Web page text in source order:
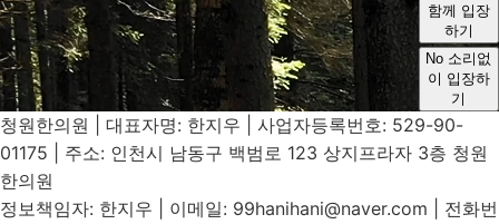
함께 입장
하기
No 소리없
이 입장하
기
청원한의원 | 대표자명: 한지우 | 사업자등록번호: 529-90-
01175 | 주소: 인천시 남동구 백범로 123 상지프라자 3층 청원
한의원
정보책임자: 한지우 | 이메일: 99hanihani@naver.com | 전화번